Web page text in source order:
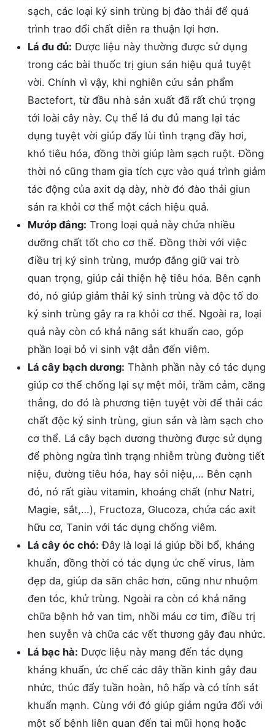
sạch, các loại ký sinh trùng bị đào thải để quá
trình trao đổi chất diễn ra thuận lợi hơn.
Lá đu đủ: Dược liệu này thường được sử dụng
trong các bài thuốc trị giun sán hiệu quả tuyệt
vời. Chính vì vậy, khi nghiên cứu sản phẩm
Bactefort, từ đầu nhà sản xuất đã rất chú trọng
tới loài cây này. Cụ thể lá đu đủ mang lại tác
dụng tuyệt vời giúp đẩy lùi tình trạng đầy hơi,
khó tiêu hóa, đồng thời giúp làm sạch ruột. Đồng
thời nó cũng tham gia tích cực vào quá trình giảm
tác động của axit dạ dày, nhờ đó đào thải giun
sán ra khỏi cơ thể một cách hiệu quả.
Mướp đắng: Trong loại quả này chứa nhiều
dưỡng chất tốt cho cơ thể. Đồng thời với việc
điều trị ký sinh trùng, mướp đắng giữ vai trò
quan trọng, giúp cải thiện hệ tiêu hóa. Bên cạnh
đó, nó giúp giảm thải ký sinh trùng và độc tố do
ký sinh trùng gây ra ra khỏi cơ thể. Ngoài ra, loại
quả này còn có khả năng sát khuẩn cao, góp
phần loại bỏ vi sinh vật dẫn đến viêm.
Lá cây bạch dương: Thành phần này có tác dụng
giúp cơ thể chống lại sự mệt mỏi, trầm cảm, căng
thẳng, do đó là phương tiện tuyệt vời để thải các
chất độc ký sinh trùng, giun sán và làm sạch cho
cơ thể. Lá cây bạch dương thường được sử dụng
để phòng ngừa tình trạng nhiễm trùng đường tiết
niệu, đường tiêu hóa, hay sỏi niệu,… Bên cạnh
đó, nó rất giàu vitamin, khoáng chất (như Natri,
Magie, sắt,…), Fructoza, Glucoza, chứa các axit
hữu cơ, Tanin với tác dụng chống viêm.
Lá cây óc chó: Đây là loại lá giúp bồi bổ, kháng
khuẩn, đồng thời có tác dụng ức chế virus, làm
đẹp da, giúp da săn chắc hơn, cũng như nhuộm
đen tóc, khử trùng. Ngoài ra còn có khả năng
chữa bệnh hở van tim, nhồi máu cơ tim, điều trị
hen suyễn và chữa các vết thương gây đau nhức.
Lá bạc hà: Dược liệu này mang đến tác dụng
kháng khuẩn, ức chế các dây thần kinh gây đau
nhức, thúc đẩy tuần hoàn, hô hấp và có tính sát
khuẩn mạnh. Cùng với đó giúp giảm ngứa đối với
một số bệnh liên quan đến tai mũi họng hoặc